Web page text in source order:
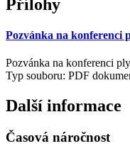
Přílohy
Pozvánka na konferenci
Pozvánka na konferenci
Typ souboru: PDF
Další informace
Časová náročnost